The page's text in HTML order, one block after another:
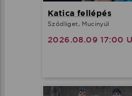
Katica fellépés
Sződliget, Mucinyúl
2026.08.09 17:00